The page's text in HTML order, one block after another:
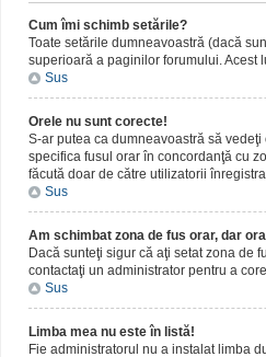
Cum îmi schimb setările?
Toate setările dumneavoastră (dacă
superioară a paginilor forumului. Acest
Sus
Orele nu sunt corecte!
S-ar putea ca dumneavoastră să
specifica fusul orar în concordanţă cu
făcută doar de către utilizatorii
Sus
Am schimbat zona de fus orar, dar
Dacă sunteţi sigur că aţi setat zona de
contactaţi un administrator pentru a
Sus
Limba mea nu este în listă!
Fie administratorul nu a instalat limba